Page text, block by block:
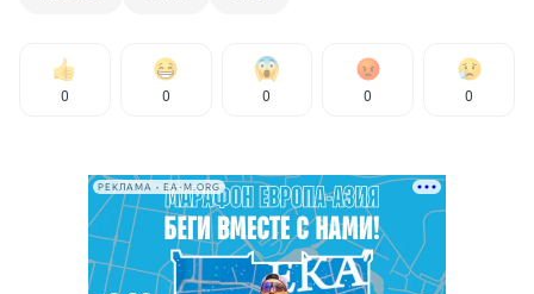
0 0 0 0 0
РЕКЛАМА • EA-M.ORG